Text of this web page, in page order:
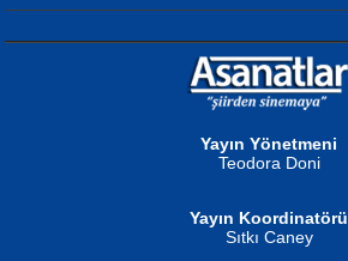
NURAN KÖSE BAYDAR
Ben Deniz Değilim ki...
Yayın Yönetmeni
Teodora Doni
Yayın Koordinatörü
Sıtkı Caney